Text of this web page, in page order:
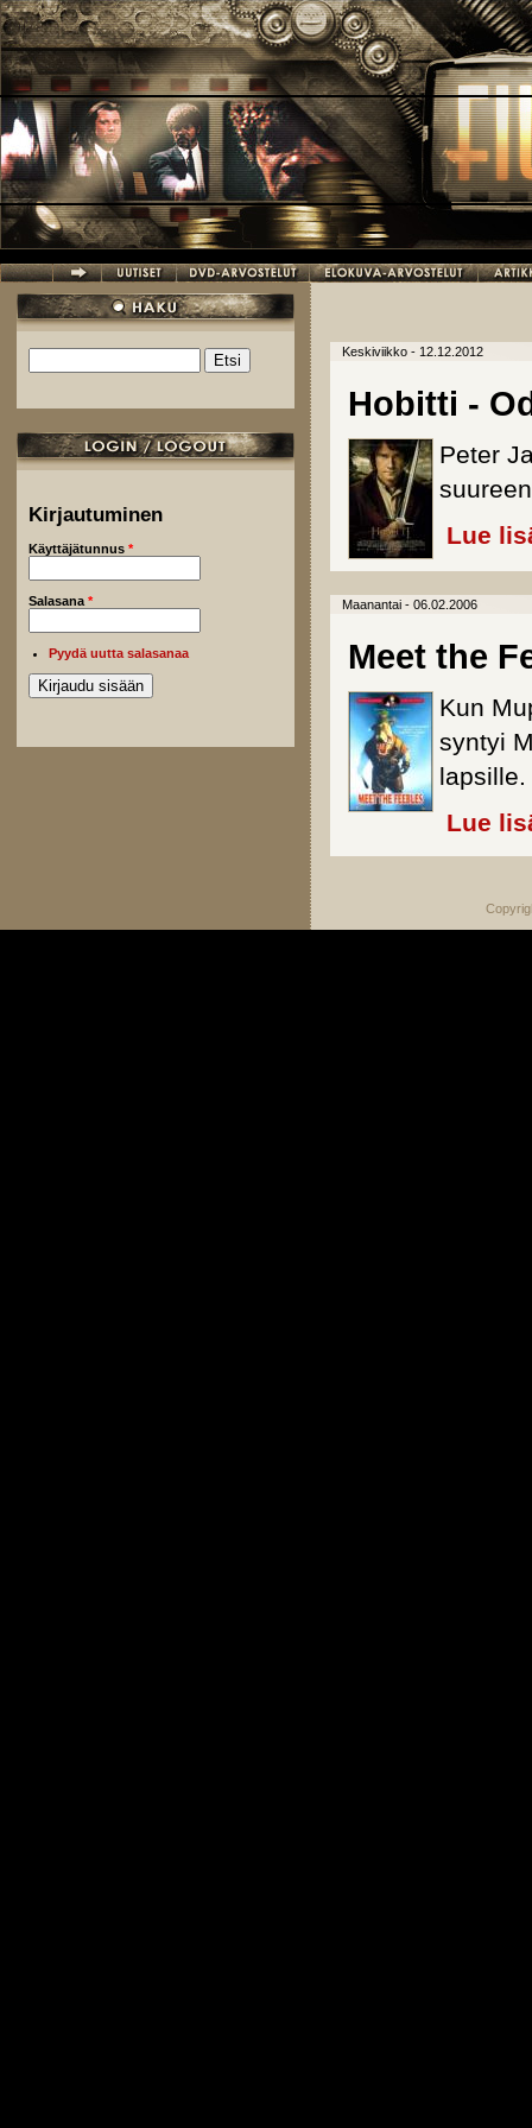
Hyppää pääsisältöön
Hakulomake
Kirjautuminen
Käyttäjätunnus *
Salasana *
Pyydä uutta salasanaa
Keskiviikko - 12.12.2012
Hobitti -
Peter
Lue
Maanantai - 06.02.2006
Meet the
Kun
syntyi
lapsille.
Lue